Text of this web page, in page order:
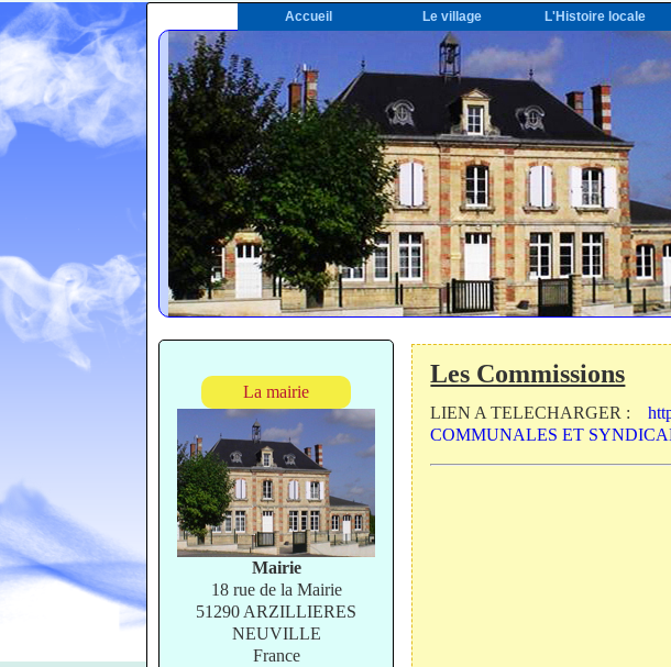
Accueil Le village L'Histoire locale
La mairie
Mairie
18 rue de la Mairie
51290 ARZILLIERES
NEUVILLE
France
Les Commissions
LIEN A TELECHARGER :
COMMUNALES ET